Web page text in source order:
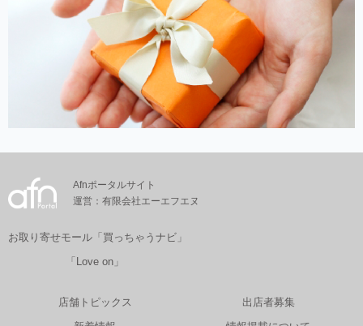
Afnポータルサイト
運営：有限会社エーエフエヌ
お取り寄せモール「買っちゃうナビ」
「Love on」
店舗トピックス
出店者募集